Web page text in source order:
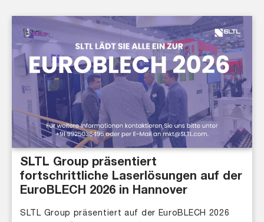
SLTL Group präsentiert
fortschrittliche Laserlösungen auf der
EuroBLECH 2026 in Hannover
SLTL Group präsentiert auf der EuroBLECH 2026